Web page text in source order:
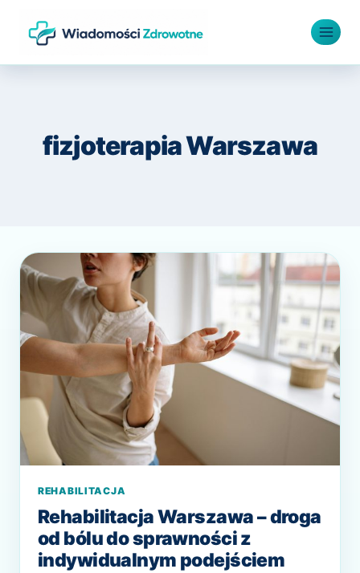
fizjoterapia Warszawa
REHABILITACJA
Rehabilitacja Warszawa – droga
od bólu do sprawności z
indywidualnym podejściem